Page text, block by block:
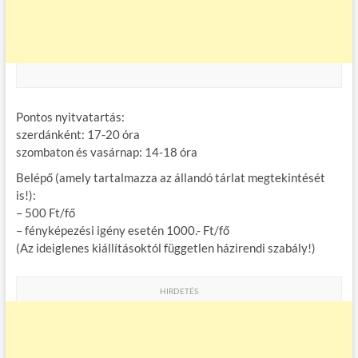
Pontos nyitvatartás:
szerdánként: 17-20 óra
szombaton és vasárnap: 14-18 óra
Belépő (amely tartalmazza az állandó tárlat megtekintését
is!):
– 500 Ft/fő
– fényképezési igény esetén 1000.- Ft/fő
(Az ideiglenes kiállításoktól független házirendi szabály!)
HIRDETÉS